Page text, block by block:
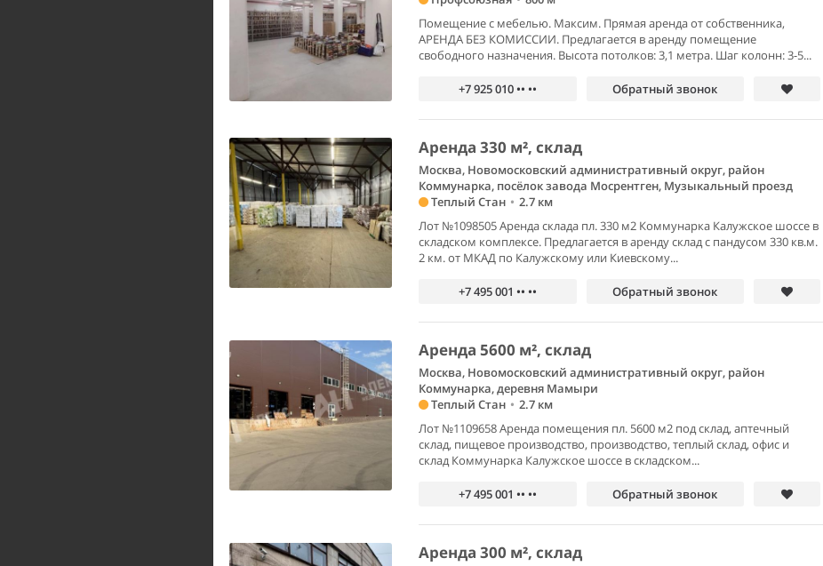
Помещение с мебелью. Максим. Прямая аренда от собственника,
АРЕНДА БЕЗ КОМИССИИ. Предлагается в аренду помещение
свободного назначения. Высота потолков: 3,1 метра. Шаг колонн: 3-5...
+7 925 010 •• •• Обратный звонок
Аренда 330 м², склад
Москва, Новомосковский административный округ, район
Коммунарка, посёлок завода Мосрентген, Музыкальный проезд
Теплый Стан • 2.7 км
Лот №1098505 Аренда склада пл. 330 м2 Коммунарка Калужское шоссе в
складском комплексе. Предлагается в аренду склад с пандусом 330 кв.м.
2 км. от МКАД по Калужскому или Киевскому...
+7 495 001 •• •• Обратный звонок
Аренда 5600 м², склад
Москва, Новомосковский административный округ, район
Коммунарка, деревня Мамыри
Теплый Стан • 2.7 км
Лот №1109658 Аренда помещения пл. 5600 м2 под склад, аптечный
склад, пищевое производство, производство, теплый склад, офис и
склад Коммунарка Калужское шоссе в складском...
+7 495 001 •• •• Обратный звонок
Аренда 300 м², склад